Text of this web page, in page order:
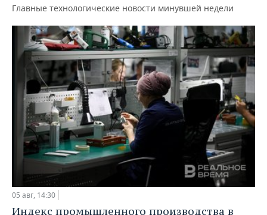
Главные технологические новости минувшей недели
05 авг, 14:30
Индекс промышленного производства в